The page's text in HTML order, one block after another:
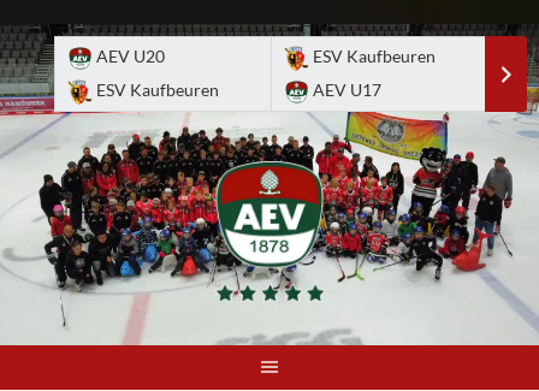
to
content
AEV U20
ESV Kaufbeuren
ESV Kaufbeuren
AEV U17